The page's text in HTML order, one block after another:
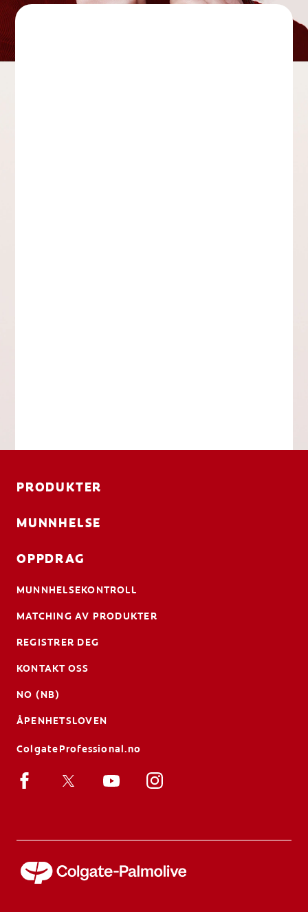
PRODUKTER
MUNNHELSE
OPPDRAG
MUNNHELSEKONTROLL
MATCHING AV PRODUKTER
REGISTRER DEG
KONTAKT OSS
NO (NB)
ÅPENHETSLOVEN
ColgateProfessional.no